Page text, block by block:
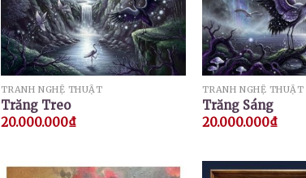
TRANH NGHỆ THUẬT
Trăng Treo
20.000.000₫
TRANH NGHỆ THUẬT
Trăng Sáng
20.000.000₫